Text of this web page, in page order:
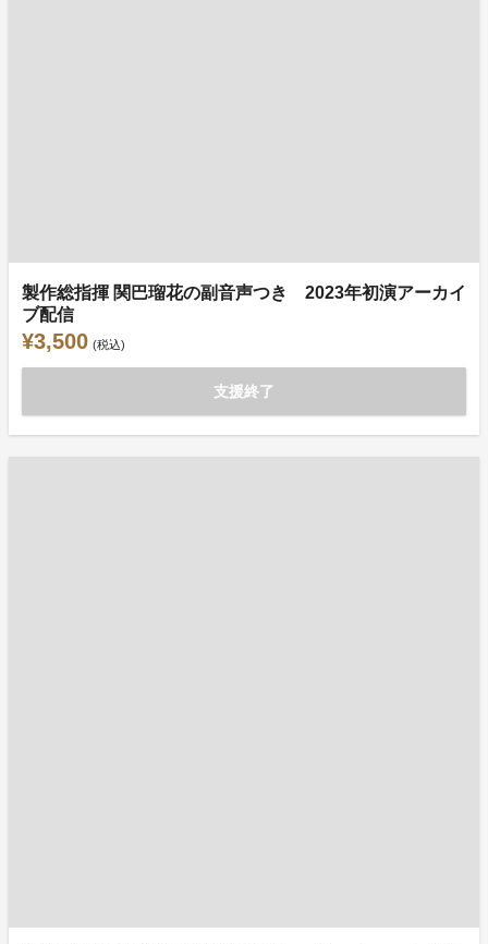
製作総指揮 関巴瑠花の副音声つき 2023年初演アーカイ
ブ配信
¥3,500 (税込)
支援終了